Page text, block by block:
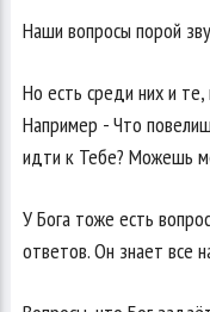
Наши вопросы порой
Но есть среди них и
Например - Что
идти к Тебе? Можешь
У Бога тоже есть
ответов. Он знает все